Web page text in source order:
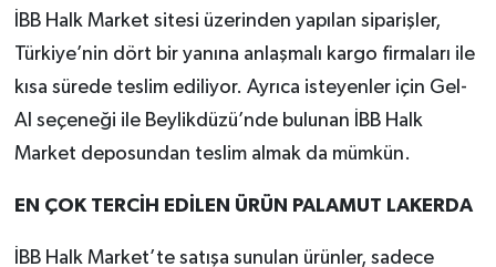
İBB Halk Market sitesi üzerinden yapılan siparişler,
Türkiye’nin dört bir yanına anlaşmalı kargo firmaları ile
kısa sürede teslim ediliyor. Ayrıca isteyenler için Gel-
Al seçeneği ile Beylikdüzü’nde bulunan İBB Halk
Market deposundan teslim almak da mümkün.
EN ÇOK TERCİH EDİLEN ÜRÜN PALAMUT LAKERDA
İBB Halk Market’te satışa sunulan ürünler, sadece